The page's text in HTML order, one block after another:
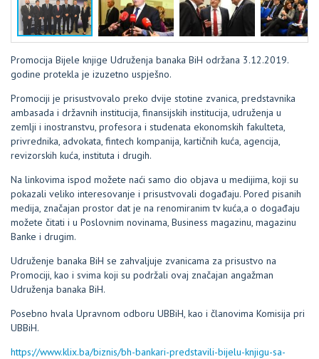
Promocija Bijele knjige Udruženja banaka BiH održana 3.12.2019.
godine protekla je izuzetno uspješno.
Promociji je prisustvovalo preko dvije stotine zvanica, predstavnika
ambasada i državnih institucija, finansijskih institucija, udruženja u
zemlji i inostranstvu, profesora i studenata ekonomskih fakulteta,
privrednika, advokata, fintech kompanija, kartičnih kuća, agencija,
revizorskih kuća, instituta i drugih.
Na linkovima ispod možete naći samo dio objava u medijima, koji su
pokazali veliko interesovanje i prisustvovali događaju. Pored pisanih
medija, značajan prostor dat je na renomiranim tv kuća,a o događaju
možete čitati i u Poslovnim novinama, Business magazinu, magazinu
Banke i drugim.
Udruženje banaka BiH se zahvaljuje zvanicama za prisustvo na
Promociji, kao i svima koji su podržali ovaj značajan angažman
Udruženja banaka BiH.
Posebno hvala Upravnom odboru UBBiH, kao i članovima Komisija pri
UBBiH.
https://www.klix.ba/biznis/bh-bankari-predstavili-bijelu-knjigu-sa-